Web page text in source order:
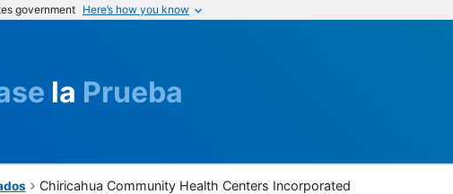
government Here’s how you know
la Prueba
Chiricahua Community Health Centers Incorporated